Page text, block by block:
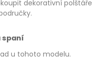
dekorativní polštáře
spaní
u tohoto modelu.